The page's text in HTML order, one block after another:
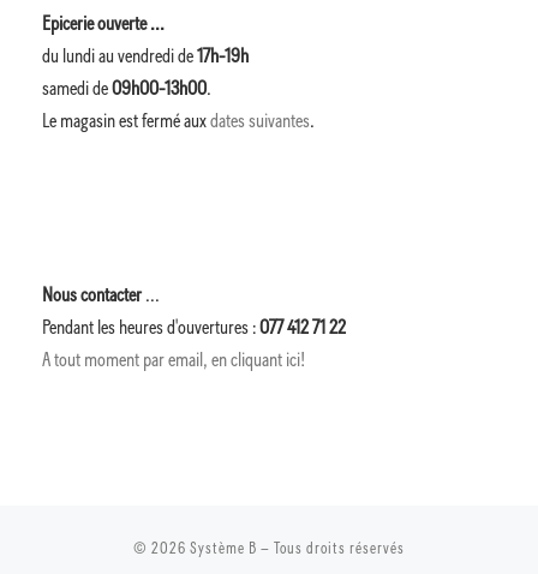
Epicerie ouverte ...
du lundi au vendredi de17h-19h
samedi de09h00-13h00.
Le magasin est fermé auxdates suivantes.
Nous contacter...
Pendant les heures d'ouvertures :077 412 71 22
A tout moment par email, en cliquant ici!
© 2026 Système B – Tous droits réservés